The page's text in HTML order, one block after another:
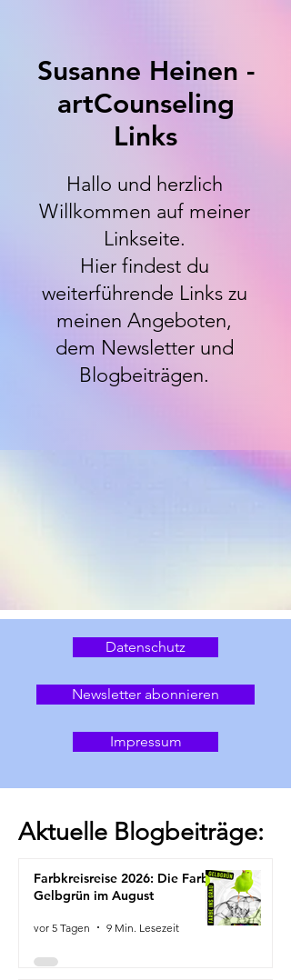
Susanne Heinen -
artCounseling
Links
Hallo und herzlich
Willkommen auf meiner
Linkseite.
Hier findest du
weiterführende Links zu
meinen Angeboten,
dem Newsletter und
Blogbeiträgen.
Datenschutz
Newsletter abonnieren
Impressum
Aktuelle Blogbeiträge:
Farbkreisreise 2026: Die Farbe
Gelbgrün im August
vor 5 Tagen 9 Min. Lesezeit